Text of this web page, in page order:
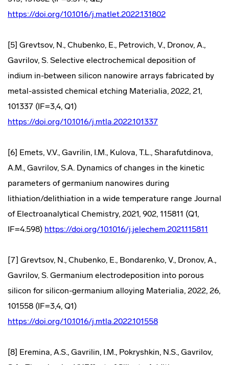
https://doi.org/10.1016/j.matlet.2022.131802
[5] Grevtsov, N., Chubenko, E., Petrovich, V., Dronov, A.,
Gavrilov, S. Selective electrochemical deposition of
indium in-between silicon nanowire arrays fabricated by
metal-assisted chemical etching Materialia, 2022, 21,
101337 (IF=3,4, Q1)
https://doi.org/10.1016/j.mtla.2022.101337
[6] Emets, V.V., Gavrilin, I.M., Kulova, T.L., Sharafutdinova,
A.M., Gavrilov, S.A. Dynamics of changes in the kinetic
parameters of germanium nanowires during
lithiation/delithiation in a wide temperature range Journal
of Electroanalytical Chemistry, 2021, 902, 115811 (Q1,
IF=4.598) https://doi.org/10.1016/j.jelechem.2021.115811
[7] Grevtsov, N., Chubenko, E., Bondarenko, V., Dronov, A.,
Gavrilov, S. Germanium electrodeposition into porous
silicon for silicon-germanium alloying Materialia, 2022, 26,
101558 (IF=3,4, Q1)
https://doi.org/10.1016/j.mtla.2022.101558
[8] Eremina, A.S., Gavrilin, I.M., Pokryshkin, N.S., Gavrilov,